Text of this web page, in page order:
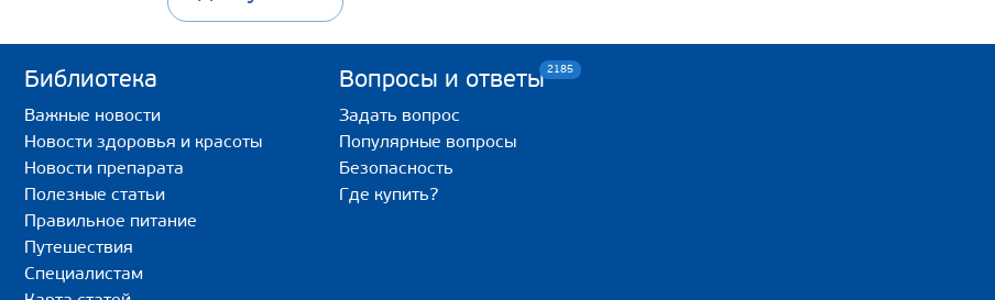
Библиотека
Важные новости
Новости здоровья и красоты
Новости препарата
Полезные статьи
Правильное питание
Путешествия
Специалистам
Вопросы и ответы2185
Задать вопрос
Популярные вопросы
Безопасность
Где купить?